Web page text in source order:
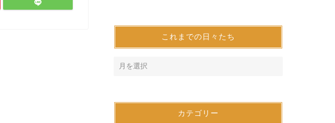
これまでの日々たち
カテゴリー